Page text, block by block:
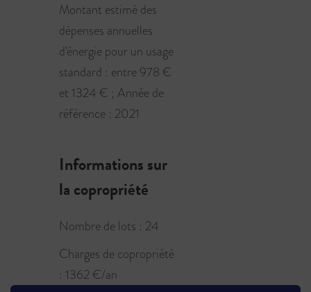
Montant estimé des
dépenses annuelles
d'énergie pour un usage
standard : entre 978 €
et 1324 € ; Année de
référence : 2021
Informations sur
la copropriété
Nombre de lots : 24
Charges de copropriété
: 1362 €/an